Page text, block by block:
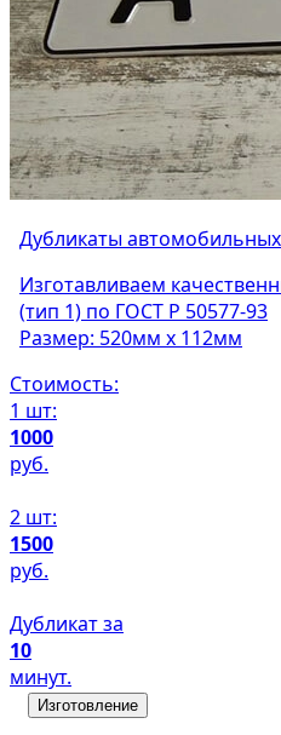
Дубликаты
Изготавливаем
(тип 1) по ГОСТ Р 50577-93
Размер: 520мм х 112мм
Стоимость:
1 шт:
1000
руб.
2 шт:
1500
руб.
Дубликат за
10
минут.
Изготовление